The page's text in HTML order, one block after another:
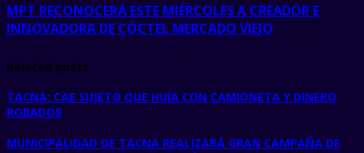
MPT RECONOCERÁ ESTE MIÉRCOLES A CREADOR E
INNOVADORA DE CÓCTEL MERCADO VIEJO
Related posts
TACNA: CAE SUJETO QUE HUÍA CON CAMIONETA Y DINERO
ROBADOS
MUNICIPALIDAD DE TACNA REALIZARÁ GRAN CAMPAÑA DE